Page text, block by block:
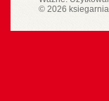
© 2026